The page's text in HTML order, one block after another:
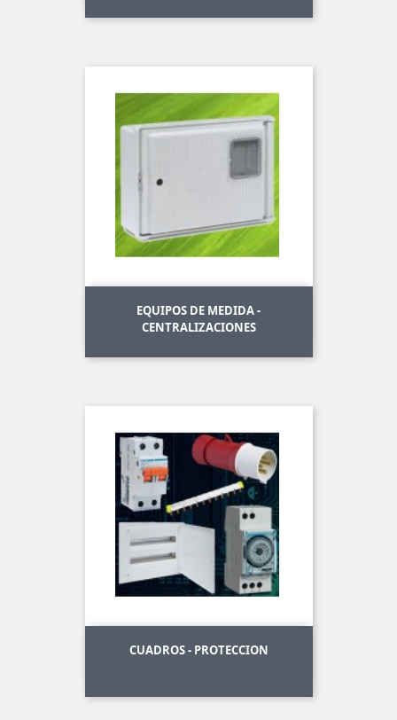
EQUIPOS DE MEDIDA -
CENTRALIZACIONES
CUADROS - PROTECCION